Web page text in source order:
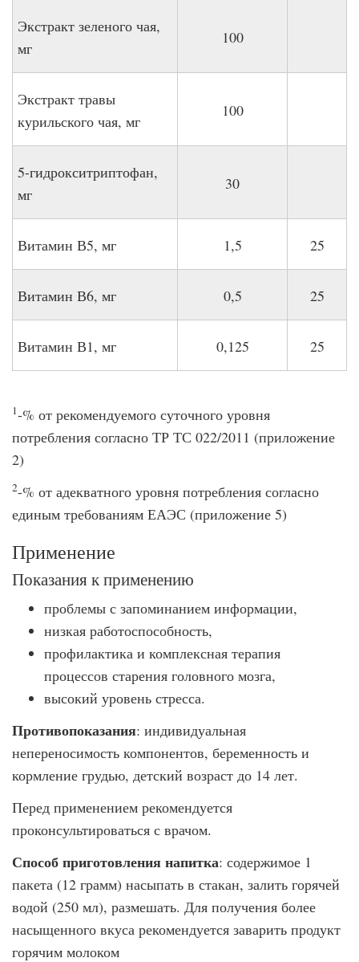
Экстракт зеленого чая,
мг
100
Экстракт травы
курильского чая, мг
100
5-гидрокситриптофан,
мг
30
Витамин В5, мг 1,5 25
Витамин В6, мг 0,5 25
Витамин В1, мг 0,125 25
1-% от рекомендуемого суточного уровня
потребления согласно ТР ТС 022/2011 (приложение
2)
2-% от адекватного уровня потребления согласно
единым требованиям ЕАЭС (приложение 5)
Применение
Показания к применению
проблемы с запоминанием информации,
низкая работоспособность,
профилактика и комплексная терапия
процессов старения головного мозга,
высокий уровень стресса.
Противопоказания: индивидуальная
непереносимость компонентов, беременность и
кормление грудью, детский возраст до 14 лет.
Перед применением рекомендуется
проконсультироваться с врачом.
Способ приготовления напитка: содержимое 1
пакета (12 грамм) насыпать в стакан, залить горячей
водой (250 мл), размешать. Для получения более
насыщенного вкуса рекомендуется заварить продукт
горячим молоком